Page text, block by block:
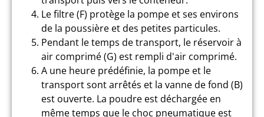
Le filtre (F) protège la pompe et ses environs
de la poussière et des petites particules.
Pendant le temps de transport, le réservoir à
air comprimé (G) est rempli d'air comprimé.
A une heure prédéfinie, la pompe et le
transport sont arrêtés et la vanne de fond (B)
est ouverte. La poudre est déchargée en
même temps que le choc pneumatique est